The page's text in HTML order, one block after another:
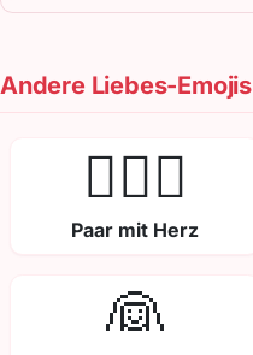
Andere Liebes-Emojis
👩‍❤️‍👨
Paar mit Herz
👰